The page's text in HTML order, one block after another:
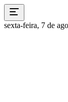
sexta-feira, 7 de